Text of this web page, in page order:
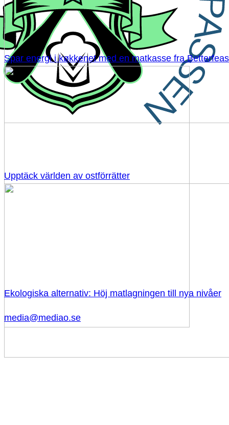
Spar energi i køkkenet med en matkasse fra
Upptäck världen av ostförrätter
Ekologiska alternativ: Höj matlagningen till nya nivåer
media@mediao.se